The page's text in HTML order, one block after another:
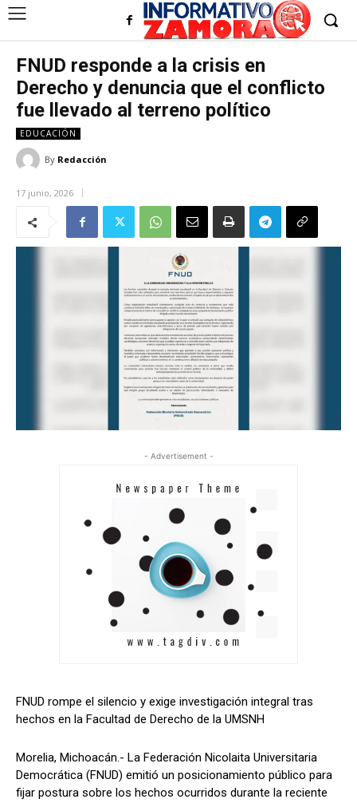
FNUD responde a la crisis en
Derecho y denuncia que el conflicto
fue llevado al terreno político
EDUCACIÓN
By Redacción
17 junio, 2026
- Advertisement -
FNUD rompe el silencio y exige investigación integral tras
hechos en la Facultad de Derecho de la UMSNH
Morelia, Michoacán.- La Federación Nicolaita Universitaria
Democrática (FNUD) emitió un posicionamiento público para
fijar postura sobre los hechos ocurridos durante la reciente